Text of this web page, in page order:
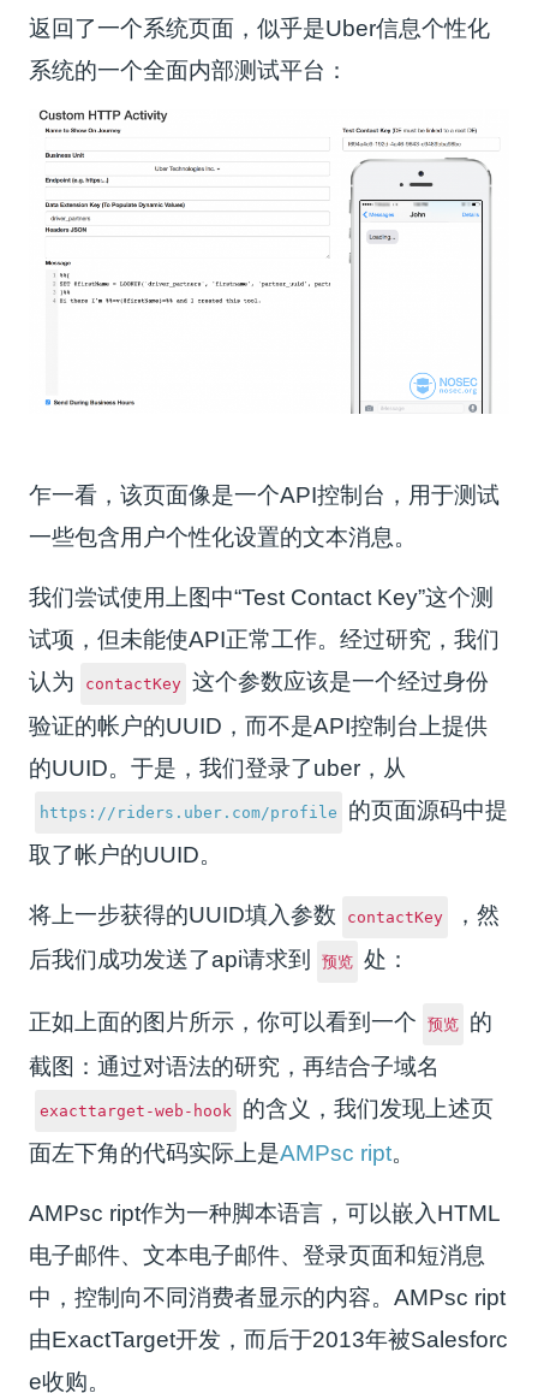
返回了一个系统页面，似乎是Uber信息个性化
系统的一个全面内部测试平台：
乍一看，该页面像是一个API控制台，用于测试
一些包含用户个性化设置的文本消息。
我们尝试使用上图中“Test Contact Key”这个测
试项，但未能使API正常工作。经过研究，我们
认为
contactKey
这个参数应该是一个经过身份
验证的帐户的UUID，而不是API控制台上提供
的UUID。于是，我们登录了uber，从
https://riders.uber.com/profile
的页面源码中提
取了帐户的UUID。
将上一步获得的UUID填入参数 contactKey
，然
后我们成功发送了api请求到
预览 处：
正如上面的图片所示，你可以看到一个 预览
的
截图：通过对语法的研究，再结合子域名
exacttarget-web-hook
的含义，我们发现上述页
面左下角的代码实际上是AMPsc ript。
AMPsc ript作为一种脚本语言，可以嵌入HTML
电子邮件、文本电子邮件、登录页面和短消息
中，控制向不同消费者显示的内容。AMPsc ript
由ExactTarget开发，而后于2013年被Salesforc
e收购。